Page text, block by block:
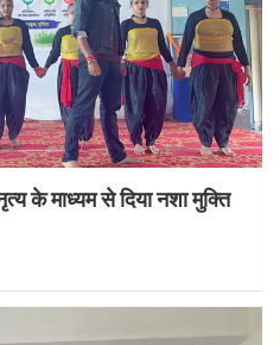
के माध्यम से दिया नशा मुक्ति